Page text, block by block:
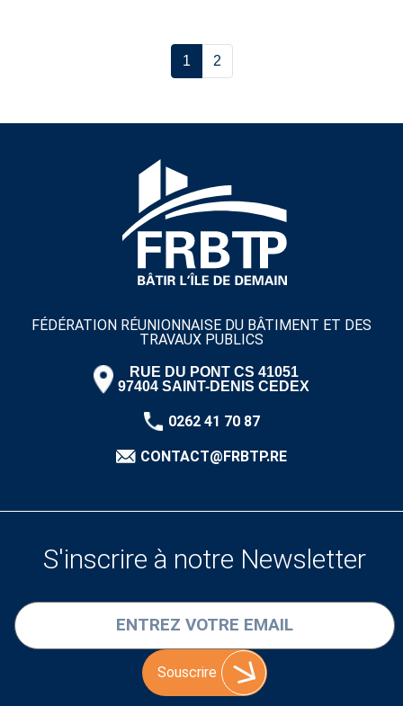
1 2
FÉDÉRATION RÉUNIONNAISE DU BÂTIMENT ET DES
TRAVAUX PUBLICS
RUE DU PONT CS 41051
97404 SAINT-DENIS CEDEX
0262 41 70 87
CONTACT@FRBTP.RE
S'inscrire à notre Newsletter
Souscrire